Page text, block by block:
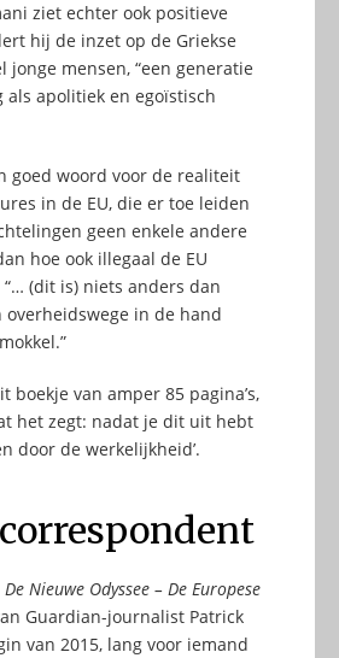
ziet echter ook positieve
hij de inzet op de Griekse
jonge mensen, “een generatie
als apolitiek en egoïstisch
goed woord voor de realiteit
in de EU, die er toe leiden
geen enkele andere
hoe ook illegaal de EU
(dit is) niets anders dan
overheidswege in de hand
boekje van amper 85 pagina’s,
het zegt: nadat je dit uit hebt
door de werkelijkheid’.
De Nieuwe Odyssee – De Europese
Guardian-journalist Patrick
van 2015, lang voor iemand